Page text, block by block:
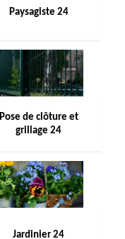
Paysagiste 24
Pose de clôture et
grillage 24
Jardinier 24